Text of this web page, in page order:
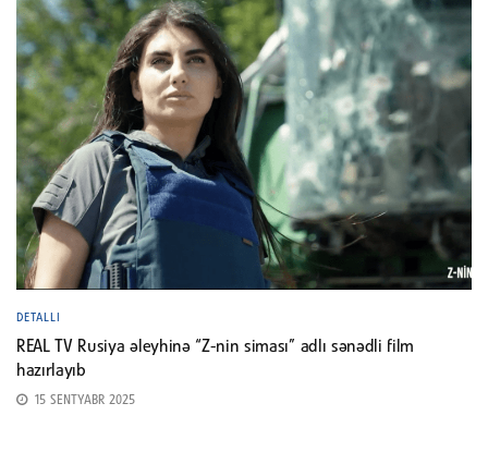
DETALLI
REAL TV Rusiya əleyhinə “Z-nin siması” adlı sənədli film
hazırlayıb
15 SENTYABR 2025